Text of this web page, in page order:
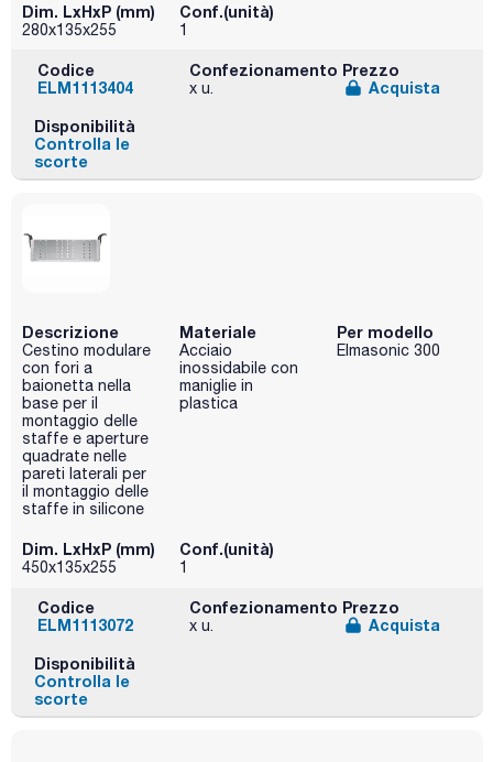
Dim. LxHxP (mm)
280x135x255
Conf.(unità)
1
Codice
ELM1113404
Confezionamento
x u.
Prezzo
Acquista
Disponibilità
Controlla le
scorte
Descrizione
Cestino modulare
con fori a
baionetta nella
base per il
montaggio delle
staffe e aperture
quadrate nelle
pareti laterali per
il montaggio delle
staffe in silicone
Materiale
Acciaio
inossidabile con
maniglie in
plastica
Per modello
Elmasonic 300
Dim. LxHxP (mm)
450x135x255
Conf.(unità)
1
Codice
ELM1113072
Confezionamento
x u.
Prezzo
Acquista
Disponibilità
Controlla le
scorte